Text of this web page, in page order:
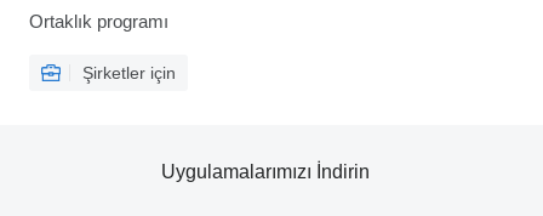
Ortaklık programı
Şirketler için
Uygulamalarımızı İndirin